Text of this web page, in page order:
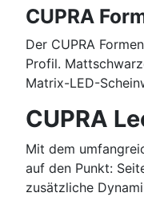
CUPRA
Der CUPRA
Profil.
Matrix-LED-
CUPRA
Mit dem
auf den Punkt:
zusätzliche